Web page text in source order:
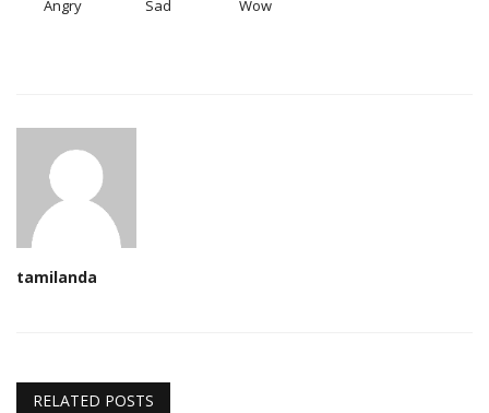
Angry Sad Wow
tamilanda
RELATED POSTS